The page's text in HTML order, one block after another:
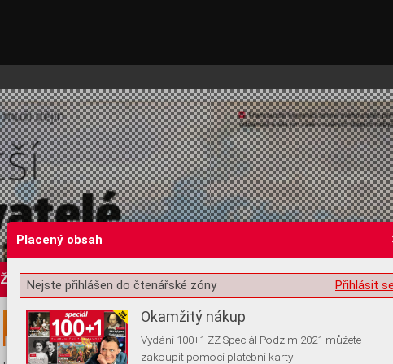
Žádost o souhlas s ukládáním volitelných informací
Placený obsah
Přihlásit
Nejste přihlášen do čtenářské zóny
Okamžitý nákup
Vydání 100+1 ZZ Speciál Podzim 2021 můžete
zakoupit pomocí platební karty